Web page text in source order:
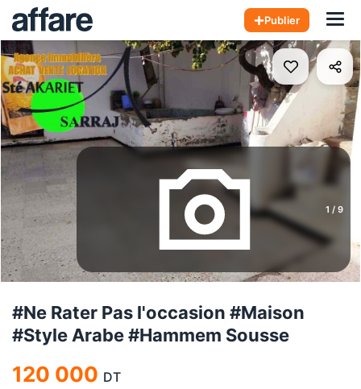
Publier
1 / 9
#Ne Rater Pas l'occasion #Maison
#Style Arabe #Hammem Sousse
120 000 DT